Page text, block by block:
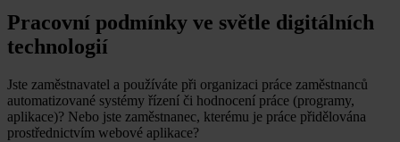
Pracovní podmínky ve světle digitálních
technologií
Jste zaměstnavatel a používáte při organizaci práce zaměstnanců
automatizované systémy řízení či hodnocení práce (programy,
aplikace)? Nebo jste zaměstnanec, kterému je práce přidělována
prostřednictvím webové aplikace?